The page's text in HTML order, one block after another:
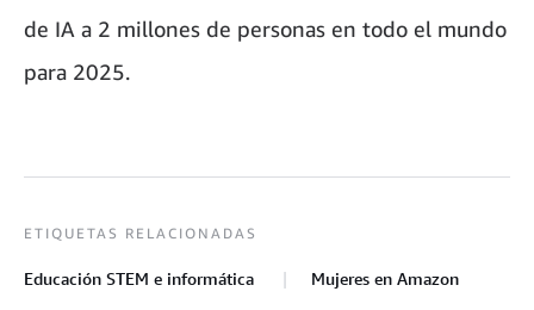
de IA a 2 millones de personas en todo el mundo
para 2025.
ETIQUETAS RELACIONADAS
Educación STEM e informática Mujeres en Amazon